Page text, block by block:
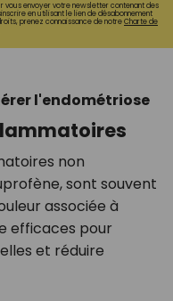
vous envoyer votre newsletter contenant des
en utilisant le lien de désabonnement
prenez connaissance de notreCharte de
l'endométriose
non
sont souvent
associée à
efficaces pour
et réduire